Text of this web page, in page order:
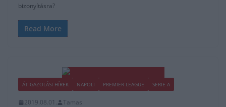
bizonyításra?
Read More
ÁTIGAZOLÁSI HÍREK NAPOLI PREMIER LEAGUE SERIE A
2019.08.01. Tamas